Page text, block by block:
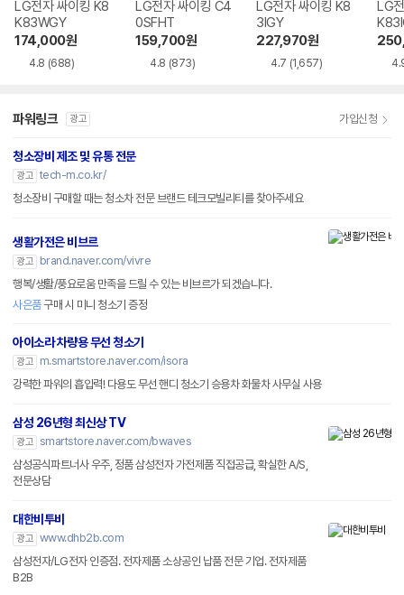
LG전자 싸이킹 K8
K83WGY
174,000원
4.8 (688)
LG전자 싸이킹 C4
0SFHT
159,700원
4.8 (873)
LG전자 싸이킹 K8
3IGY
227,970원
4.7 (1,657)
LG
파워링크 광고 가입신청
청소장비 제조 및 유통 전문
광고 tech-m.co.kr/
청소장비 구매할 때는 청소차 전문 브랜드 테크모빌리티를 찾아주세요
생활가전은 비브르
광고
brand.naver.com/vivre
행복/생활/풍요로움 만족을 드릴 수 있는 비브르가 되겠습니다.
사은품구매 시 미니 청소기 증정
아이소라 차량용 무선 청소기
광고
m.smartstore.naver.com/isora
강력한 파워의 흡입력! 다용도 무선 핸디 청소기 승용차 화물차 사무실 사용
삼성 26년형 최신상 TV
광고 smartstore.naver.com/bwaves
삼성공식파트너사 우주, 정품 삼성전자 가전제품 직접공급, 확실한 A/S,
전문상담
대한비투비
광고 www.dhb2b.com
삼성전자/LG전자 인증점. 전자제품 소상공인 납품 전문 기업. 전자제품
B2B